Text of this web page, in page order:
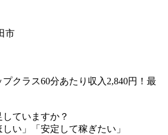
市
クラス60分あたり収入2,840円！最
ていますか？
い」「安定して稼ぎたい」